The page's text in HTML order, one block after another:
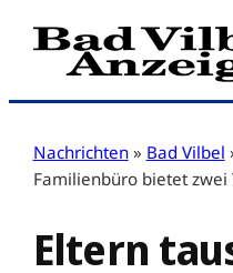
Zum
Inhalt
Nachrichten » Bad Vilbel
Familienbüro bietet
Eltern